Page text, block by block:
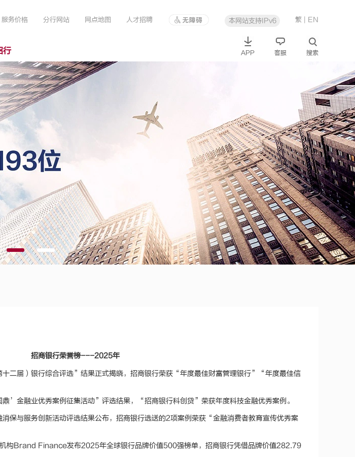
服务价格 分行网站 网点地图 人才招聘 本网站支持IPv6 繁 | EN
APP 客服 搜索
行
招商银行荣誉榜---2025年
二届）银行综合评选”结果正式揭晓，招商银行荣获“年度最佳财富管理银行”“年度最佳信
金融业优秀案例征集活动”评选结果，“招商银行科创贷”荣获年度科技金融优秀案例。
保与服务创新活动评选结果公布，招商银行选送的2项案例荣获“金融消费者教育宣传优秀案
构Brand Finance发布2025年全球银行品牌价值500强榜单，招商银行凭借品牌价值282.79